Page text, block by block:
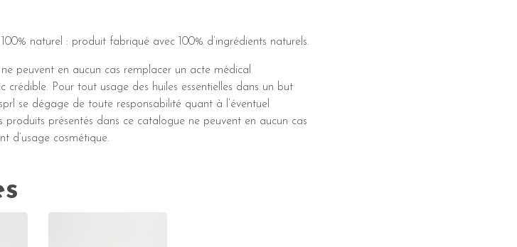
naturel : produit fabriqué avec 100% d’ingrédients naturels.
peuvent en aucun cas remplacer un acte médical
crédible. Pour tout usage des huiles essentielles dans un but
se dégage de toute responsabilité quant à l’éventuel
présentés dans ce catalogue ne peuvent en aucun cas
d’usage cosmétique.